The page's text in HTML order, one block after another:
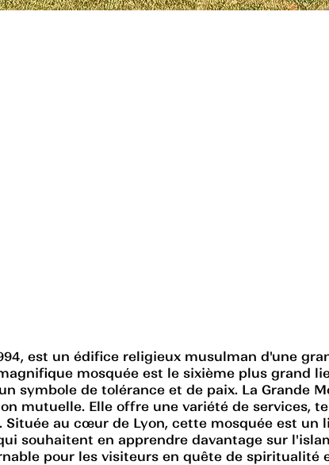
est un édifice religieux musulman d'une
mosquée est le sixième plus grand
symbole de tolérance et de paix. La Grande
mutuelle. Elle offre une variété de services,
au cœur de Lyon, cette mosquée est
souhaitent en apprendre davantage sur
pour les visiteurs en quête de spiritualité